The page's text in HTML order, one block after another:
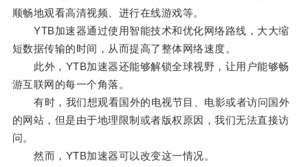
顺畅地观看高清视频、进行在线游戏等。
YTB加速器通过使用智能技术和优化网络路线，大大缩
短数据传输的时间，从而提高了整体网络速度。
此外，YTB加速器还能够解锁全球视野，让用户能够畅
游互联网的每一个角落。
有时，我们想观看国外的电视节目、电影或者访问国外
的网站，但是由于地理限制或者版权原因，我们无法直接访
问。
然而，YTB加速器可以改变这一情况。